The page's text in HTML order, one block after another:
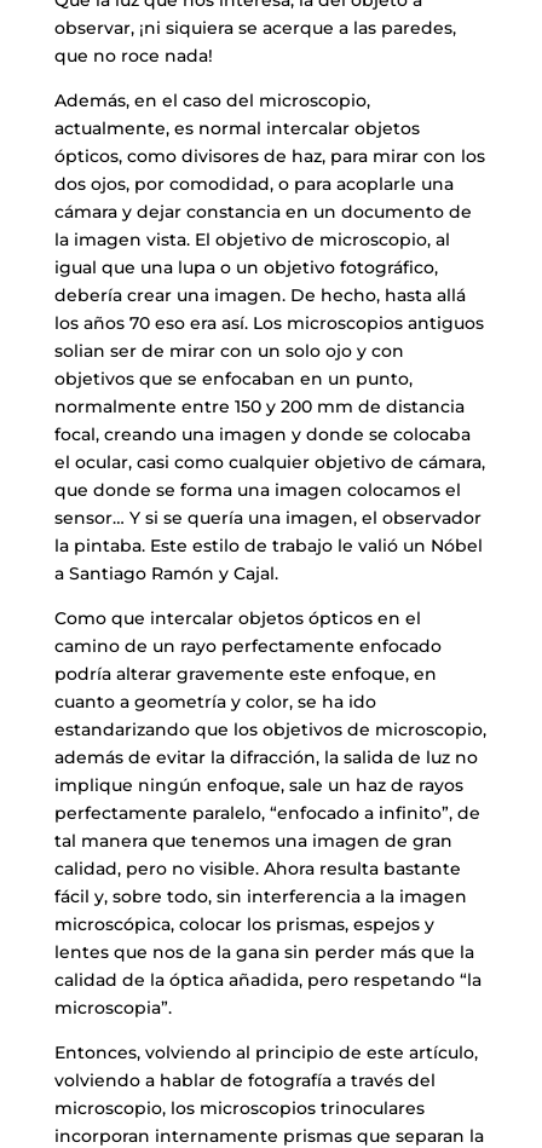
observar, ¡ni siquiera se acerque a las paredes,
que no roce nada!
Además, en el caso del microscopio,
actualmente, es normal intercalar objetos
ópticos, como divisores de haz, para mirar con los
dos ojos, por comodidad, o para acoplarle una
cámara y dejar constancia en un documento de
la imagen vista. El objetivo de microscopio, al
igual que una lupa o un objetivo fotográfico,
debería crear una imagen. De hecho, hasta allá
los años 70 eso era así. Los microscopios antiguos
solian ser de mirar con un solo ojo y con
objetivos que se enfocaban en un punto,
normalmente entre 150 y 200 mm de distancia
focal, creando una imagen y donde se colocaba
el ocular, casi como cualquier objetivo de cámara,
que donde se forma una imagen colocamos el
sensor… Y si se quería una imagen, el observador
la pintaba. Este estilo de trabajo le valió un Nóbel
a Santiago Ramón y Cajal.
Como que intercalar objetos ópticos en el
camino de un rayo perfectamente enfocado
podría alterar gravemente este enfoque, en
cuanto a geometría y color, se ha ido
estandarizando que los objetivos de microscopio,
además de evitar la difracción, la salida de luz no
implique ningún enfoque, sale un haz de rayos
perfectamente paralelo, “enfocado a infinito”, de
tal manera que tenemos una imagen de gran
calidad, pero no visible. Ahora resulta bastante
fácil y, sobre todo, sin interferencia a la imagen
microscópica, colocar los prismas, espejos y
lentes que nos de la gana sin perder más que la
calidad de la óptica añadida, pero respetando “la
microscopia”.
Entonces, volviendo al principio de este artículo,
volviendo a hablar de fotografía a través del
microscopio, los microscopios trinoculares
incorporan internamente prismas que separan la